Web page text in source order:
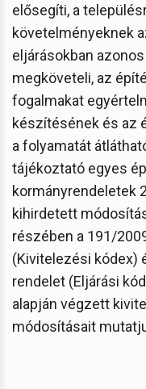
elősegíti, a
követelményeknek
eljárásokban
megköveteli, az
fogalmakat
készítésének és az
a folyamatát
tájékoztató egyes
kormányrendeletek
kihirdetett
részében a 191/
(Kivitelezési kódex)
rendelet (Eljárási
alapján végzett
módosításait